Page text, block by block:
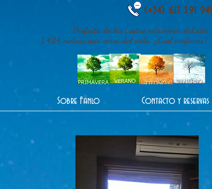
(+34) 617 591 941
Disfruta de las cuatro estaciones del año
1.424 metros más cerca del cielo. ¿Cuál prefieres?
Sobre Fanlo Contacto y reservas